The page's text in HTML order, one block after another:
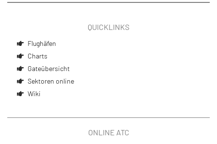
QUICKLINKS
Flughäfen
Charts
Gateübersicht
Sektoren online
Wiki
ONLINE ATC